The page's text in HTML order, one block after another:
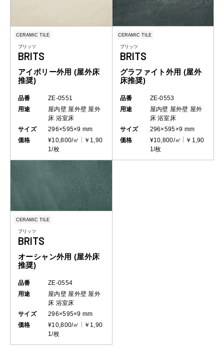
CERAMIC TILE
ブリッツ
BRITS
アイボリー外用 (屋外床
推奨)
品番
ZE-0551
用途
屋内壁 屋外壁 屋外
床 浴室床
サイズ
296×595×9 mm
価格
¥10,800/㎡
￥1,90
1/枚
CERAMIC TILE
ブリッツ
BRITS
グラファイト外用 (屋外
床推奨)
品番
ZE-0553
用途
屋内壁 屋外壁 屋外
床 浴室床
サイズ
296×595×9 mm
価格
¥10,800/㎡
￥1,90
1/枚
CERAMIC TILE
ブリッツ
BRITS
オーシャン外用 (屋外床
推奨)
品番
ZE-0554
用途
屋内壁 屋外壁 屋外
床 浴室床
サイズ
296×595×9 mm
価格
¥10,800/㎡
￥1,90
1/枚